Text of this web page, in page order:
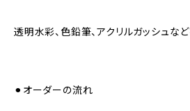
透明水彩、色鉛筆、アクリルガッシュなど
⚫︎オーダーの流れ